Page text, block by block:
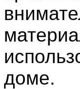
доме.